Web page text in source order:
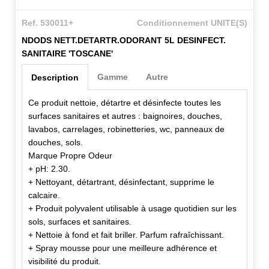
Ref. 530011+
Conditionnement UNITE(S)
NDODS NETT.DETARTR.ODORANT 5L DESINFECT.
SANITAIRE 'TOSCANE'
Description
Ce produit nettoie, détartre et désinfecte toutes les
surfaces sanitaires et autres : baignoires, douches,
lavabos, carrelages, robinetteries, wc, panneaux de
douches, sols.
Marque Propre Odeur
+ pH: 2.30.
+ Nettoyant, détartrant, désinfectant, supprime le
calcaire.
+ Produit polyvalent utilisable à usage quotidien sur les
sols, surfaces et sanitaires.
+ Nettoie à fond et fait briller. Parfum rafraîchissant.
+ Spray mousse pour une meilleure adhérence et
visibilité du produit.
Gamme Autre